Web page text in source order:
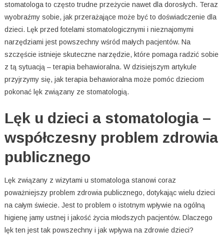
stomatologa to często trudne przeżycie nawet dla dorosłych. Teraz
wyobraźmy sobie, jak przerażające może być to doświadczenie dla
dzieci. Lęk przed fotelami stomatologicznymi i nieznajomymi
narzędziami jest powszechny wśród małych pacjentów. Na
szczęście istnieje skuteczne narzędzie, które pomaga radzić sobie
z tą sytuacją – terapia behawioralna. W dzisiejszym artykule
przyjrzymy się, jak terapia behawioralna może pomóc dzieciom
pokonać lęk związany ze stomatologią.
Lęk u dzieci a stomatologia –
współczesny problem zdrowia
publicznego
Lęk związany z wizytami u stomatologa stanowi coraz
poważniejszy problem zdrowia publicznego, dotykając wielu dzieci
na całym świecie. Jest to problem o istotnym wpływie na ogólną
higienę jamy ustnej i jakość życia młodszych pacjentów. Dlaczego
lęk ten jest tak powszechny i jak wpływa na zdrowie dzieci?